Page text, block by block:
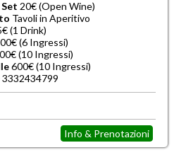
20€ (Open Wine)
Tavoli in Aperitivo
(1 Drink)
(6 Ingressi)
(10 Ingressi)
600€ (10 Ingressi)
Info & Prenotazioni